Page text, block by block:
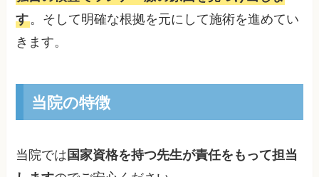
す。そして明確な根拠を元にして施術を進めてい
きます。
当院の特徴
当院では 国家資格を持つ先生が責任をもって担当